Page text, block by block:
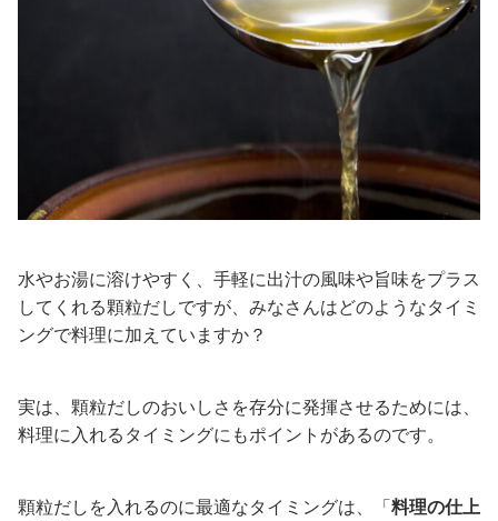
水やお湯に溶けやすく、手軽に出汁の風味や旨味をプラス
してくれる顆粒だしですが、みなさんはどのようなタイミ
ングで料理に加えていますか？
実は、顆粒だしのおいしさを存分に発揮させるためには、
料理に入れるタイミングにもポイントがあるのです。
顆粒だしを入れるのに最適なタイミングは、「料理の仕上